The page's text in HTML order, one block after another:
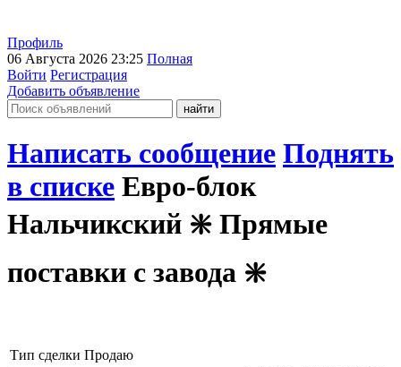
Профиль
06 Августа 2026 23:25 Полная
Войти Регистрация
Добавить объявление
Написать сообщение Поднять
в списке Евро-блок
Нальчикский ❇️ Прямые
поставки с завода ❇️
Тип сделки Продаю